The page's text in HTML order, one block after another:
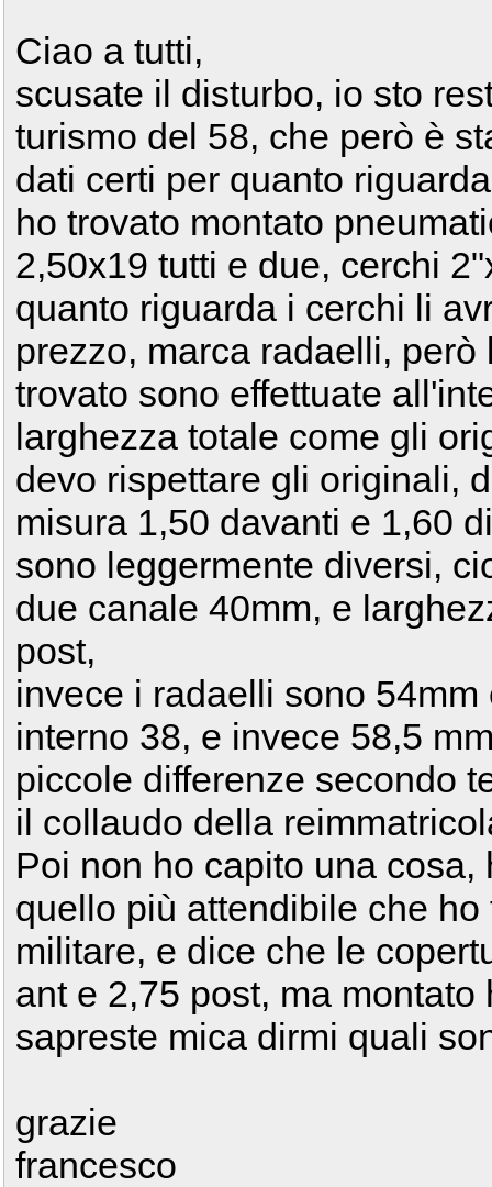
Ciao a tutti,
scusate il disturbo, io sto
turismo del 58, che però è
dati certi per quanto
ho trovato montato
2,50x19 tutti e due, cerchi
quanto riguarda i cerchi li
prezzo, marca radaelli,
trovato sono effettuate
larghezza totale come gli
devo rispettare gli originali,
misura 1,50 davanti e 1,60
sono leggermente diversi,
due canale 40mm, e
post,
invece i radaelli sono
interno 38, e invece 58,5
piccole differenze secondo
il collaudo della
Poi non ho capito una
quello più attendibile che
militare, e dice che le
ant e 2,75 post, ma
sapreste mica dirmi quali
grazie
francesco